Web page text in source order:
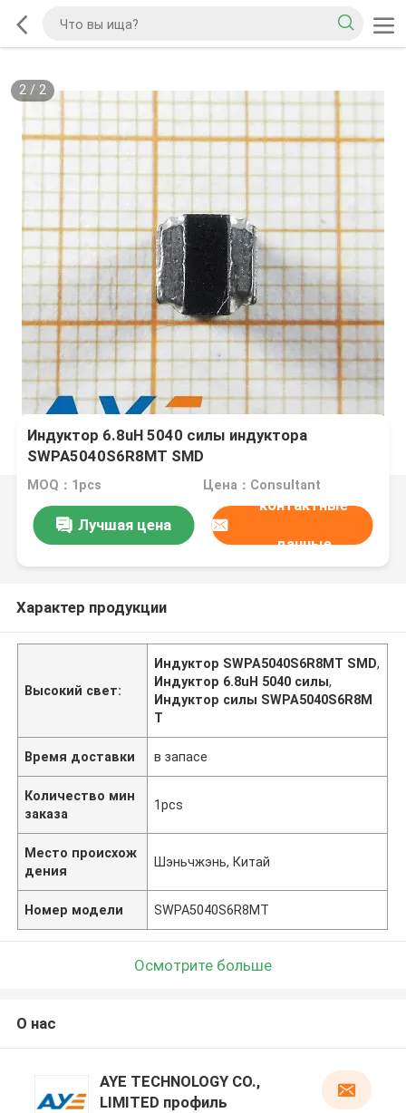
2/ 2
Индуктор 6.8uH 5040 силы индуктора
SWPA5040S6R8MT SMD
MOQ：1pcs Цена：Consultant
Лучшая цена
контактные
данные
Характер продукции
Высокий свет:
Индуктор SWPA5040S6R8MT SMD,
Индуктор 6.8uH 5040 силы,
Индуктор силы SWPA5040S6R8M
T
Время доставки в запасе
Количество мин
заказа
1pcs
Место происхож
дения
Шэньчжэнь, Китай
Номер модели SWPA5040S6R8MT
Осмотрите больше
О нас
AYE TECHNOLOGY CO.,
LIMITED профиль